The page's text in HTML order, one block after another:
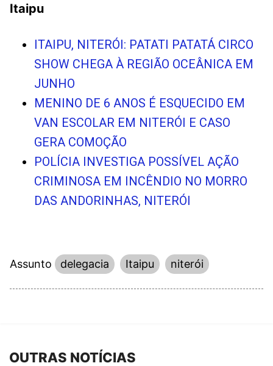
Itaipu
ITAIPU, NITERÓI: PATATI PATATÁ CIRCO
SHOW CHEGA À REGIÃO OCEÂNICA EM
JUNHO
MENINO DE 6 ANOS É ESQUECIDO EM
VAN ESCOLAR EM NITERÓI E CASO
GERA COMOÇÃO
POLÍCIA INVESTIGA POSSÍVEL AÇÃO
CRIMINOSA EM INCÊNDIO NO MORRO
DAS ANDORINHAS, NITERÓI
Assunto delegacia Itaipu niterói
OUTRAS NOTÍCIAS